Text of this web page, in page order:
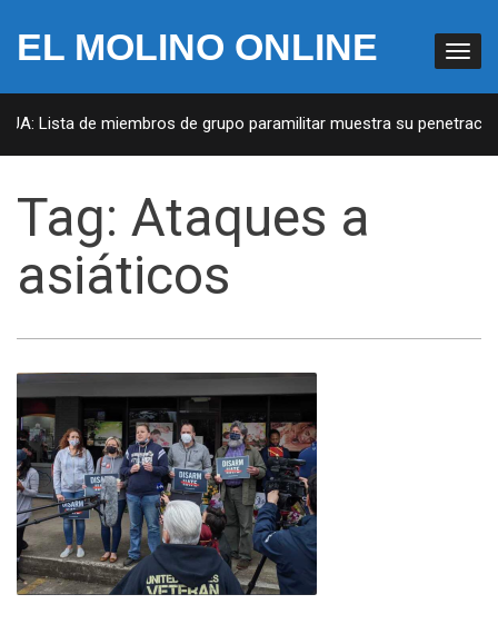
EL MOLINO ONLINE
Lista de miembros de grupo paramilitar muestra su penetración
Tag: Ataques a
asiáticos